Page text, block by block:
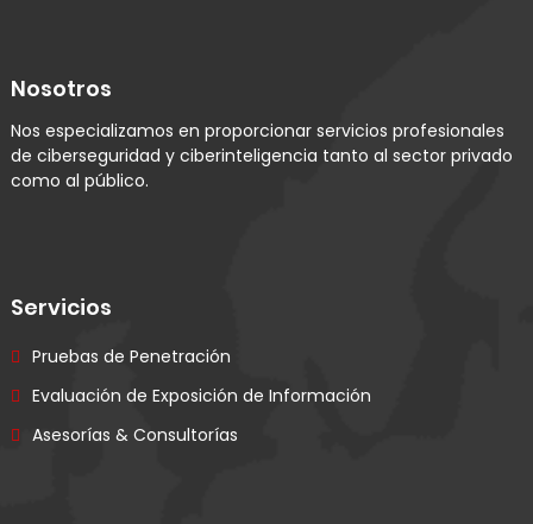
Nosotros
Nos especializamos en proporcionar servicios profesionales
de ciberseguridad y ciberinteligencia tanto al sector privado
como al público.
Servicios
Pruebas de Penetración
Evaluación de Exposición de Información
Asesorías & Consultorías